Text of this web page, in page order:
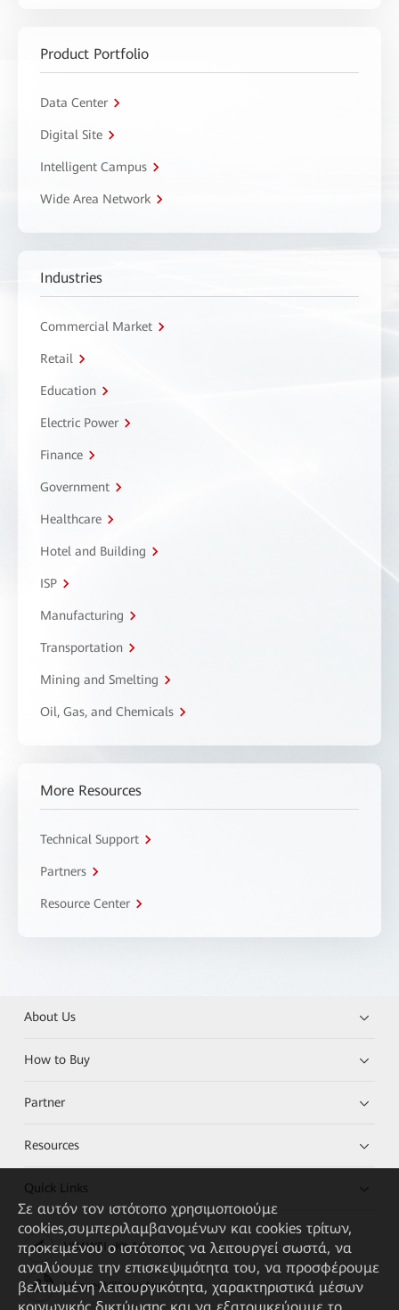
Product Portfolio
Data Center
Digital Site
Intelligent Campus
Wide Area Network
Industries
Commercial Market
Retail
Education
Electric Power
Finance
Government
Healthcare
Hotel and Building
ISP
Manufacturing
Transportation
Mining and Smelting
Oil, Gas, and Chemicals
More Resources
Technical Support
Partners
Resource Center
About Us
How to Buy
Partner
Resources
Quick Links
HUAWEI eKit App
Huawei HiKnow App
Σε αυτόν τον ιστότοπο χρησιμοποιούμε
cookies,συμπεριλαμβανομένων και cookies τρίτων,
προκειμένου ο ιστότοπος να λειτουργεί σωστά, να
αναλύουμε την επισκεψιμότητα του, να προσφέρουμε
βελτιωμένη λειτουργικότητα, χαρακτηριστικά μέσων